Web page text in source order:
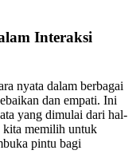
Interaksi
nyata dalam berbagai
dan empati. Ini
yang dimulai dari hal-
kita memilih untuk
pintu bagi